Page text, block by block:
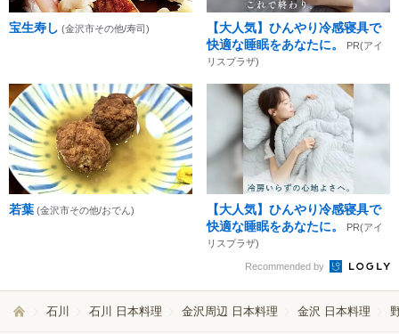
宝生寿し (金沢市その他/寿司)
【大人気】ひんやり冷感寝具で
快適な睡眠をあなたに。
PR(アイ
リスプラザ)
若葉 (金沢市その他/おでん)
【大人気】ひんやり冷感寝具で
快適な睡眠をあなたに。
PR(アイ
リスプラザ)
Recommended by
石川 石川 日本料理 金沢周辺 日本料理 金沢 日本料理